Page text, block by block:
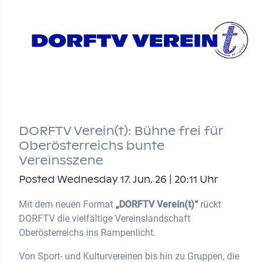
DORFTV Verein(t): Bühne frei für
Oberösterreichs bunte
Vereinsszene
Posted Wednesday 17. Jun. 26 | 20:11 Uhr
Mit dem neuen Format „DORFTV Verein(t)“rückt
DORFTV die vielfältige Vereinslandschaft
Oberösterreichs ins Rampenlicht.
Von Sport- und Kulturvereinen bis hin zu Gruppen, die